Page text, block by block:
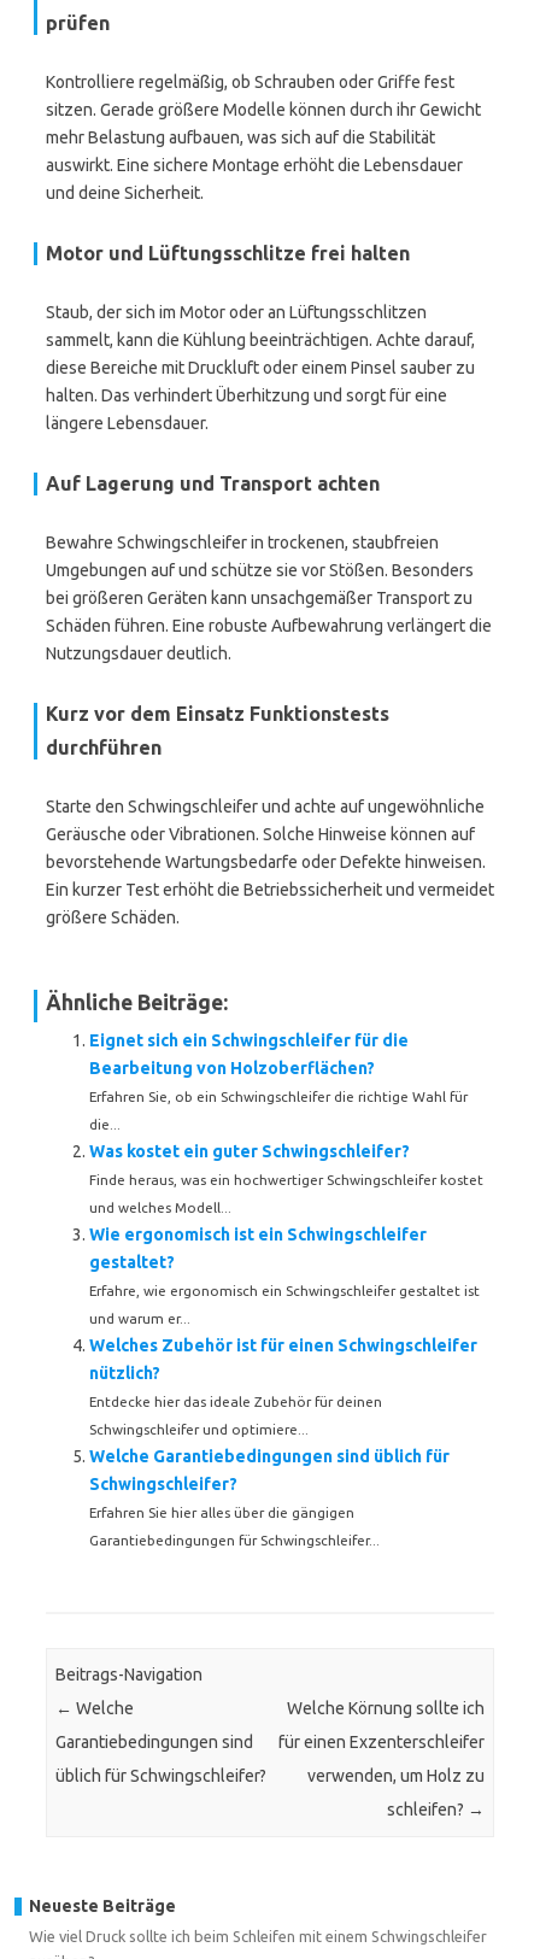
prüfen
Kontrolliere regelmäßig, ob Schrauben oder Griffe fest
sitzen. Gerade größere Modelle können durch ihr Gewicht
mehr Belastung aufbauen, was sich auf die Stabilität
auswirkt. Eine sichere Montage erhöht die Lebensdauer
und deine Sicherheit.
Motor und Lüftungsschlitze frei halten
Staub, der sich im Motor oder an Lüftungsschlitzen
sammelt, kann die Kühlung beeinträchtigen. Achte darauf,
diese Bereiche mit Druckluft oder einem Pinsel sauber zu
halten. Das verhindert Überhitzung und sorgt für eine
längere Lebensdauer.
Auf Lagerung und Transport achten
Bewahre Schwingschleifer in trockenen, staubfreien
Umgebungen auf und schütze sie vor Stößen. Besonders
bei größeren Geräten kann unsachgemäßer Transport zu
Schäden führen. Eine robuste Aufbewahrung verlängert die
Nutzungsdauer deutlich.
Kurz vor dem Einsatz Funktionstests
durchführen
Starte den Schwingschleifer und achte auf ungewöhnliche
Geräusche oder Vibrationen. Solche Hinweise können auf
bevorstehende Wartungsbedarfe oder Defekte hinweisen.
Ein kurzer Test erhöht die Betriebssicherheit und vermeidet
größere Schäden.
Ähnliche Beiträge:
Eignet sich ein Schwingschleifer für die
Bearbeitung von Holzoberflächen?
Erfahren Sie, ob ein Schwingschleifer die richtige Wahl für
die...
Was kostet ein guter Schwingschleifer?
Finde heraus, was ein hochwertiger Schwingschleifer kostet
und welches Modell...
Wie ergonomisch ist ein Schwingschleifer
gestaltet?
Erfahre, wie ergonomisch ein Schwingschleifer gestaltet ist
und warum er...
Welches Zubehör ist für einen Schwingschleifer
nützlich?
Entdecke hier das ideale Zubehör für deinen
Schwingschleifer und optimiere...
Welche Garantiebedingungen sind üblich für
Schwingschleifer?
Erfahren Sie hier alles über die gängigen
Garantiebedingungen für Schwingschleifer...
Beitrags-Navigation
← Welche
Garantiebedingungen sind
üblich für Schwingschleifer?
Welche Körnung sollte ich
für einen Exzenterschleifer
verwenden, um Holz zu
schleifen? →
Neueste Beiträge
Wie viel Druck sollte ich beim Schleifen mit einem Schwingschleifer